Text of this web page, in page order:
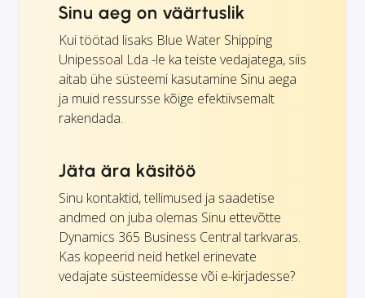
Sinu aeg on väärtuslik
Kui töötad lisaks Blue Water Shipping
Unipessoal Lda -le ka teiste vedajatega, siis
aitab ühe süsteemi kasutamine Sinu aega
ja muid ressursse kõige efektiivsemalt
rakendada.
Jäta ära käsitöö
Sinu kontaktid, tellimused ja saadetise
andmed on juba olemas Sinu ettevõtte
Dynamics 365 Business Central tarkvaras.
Kas kopeerid neid hetkel erinevate
vedajate süsteemidesse või e-kirjadesse?